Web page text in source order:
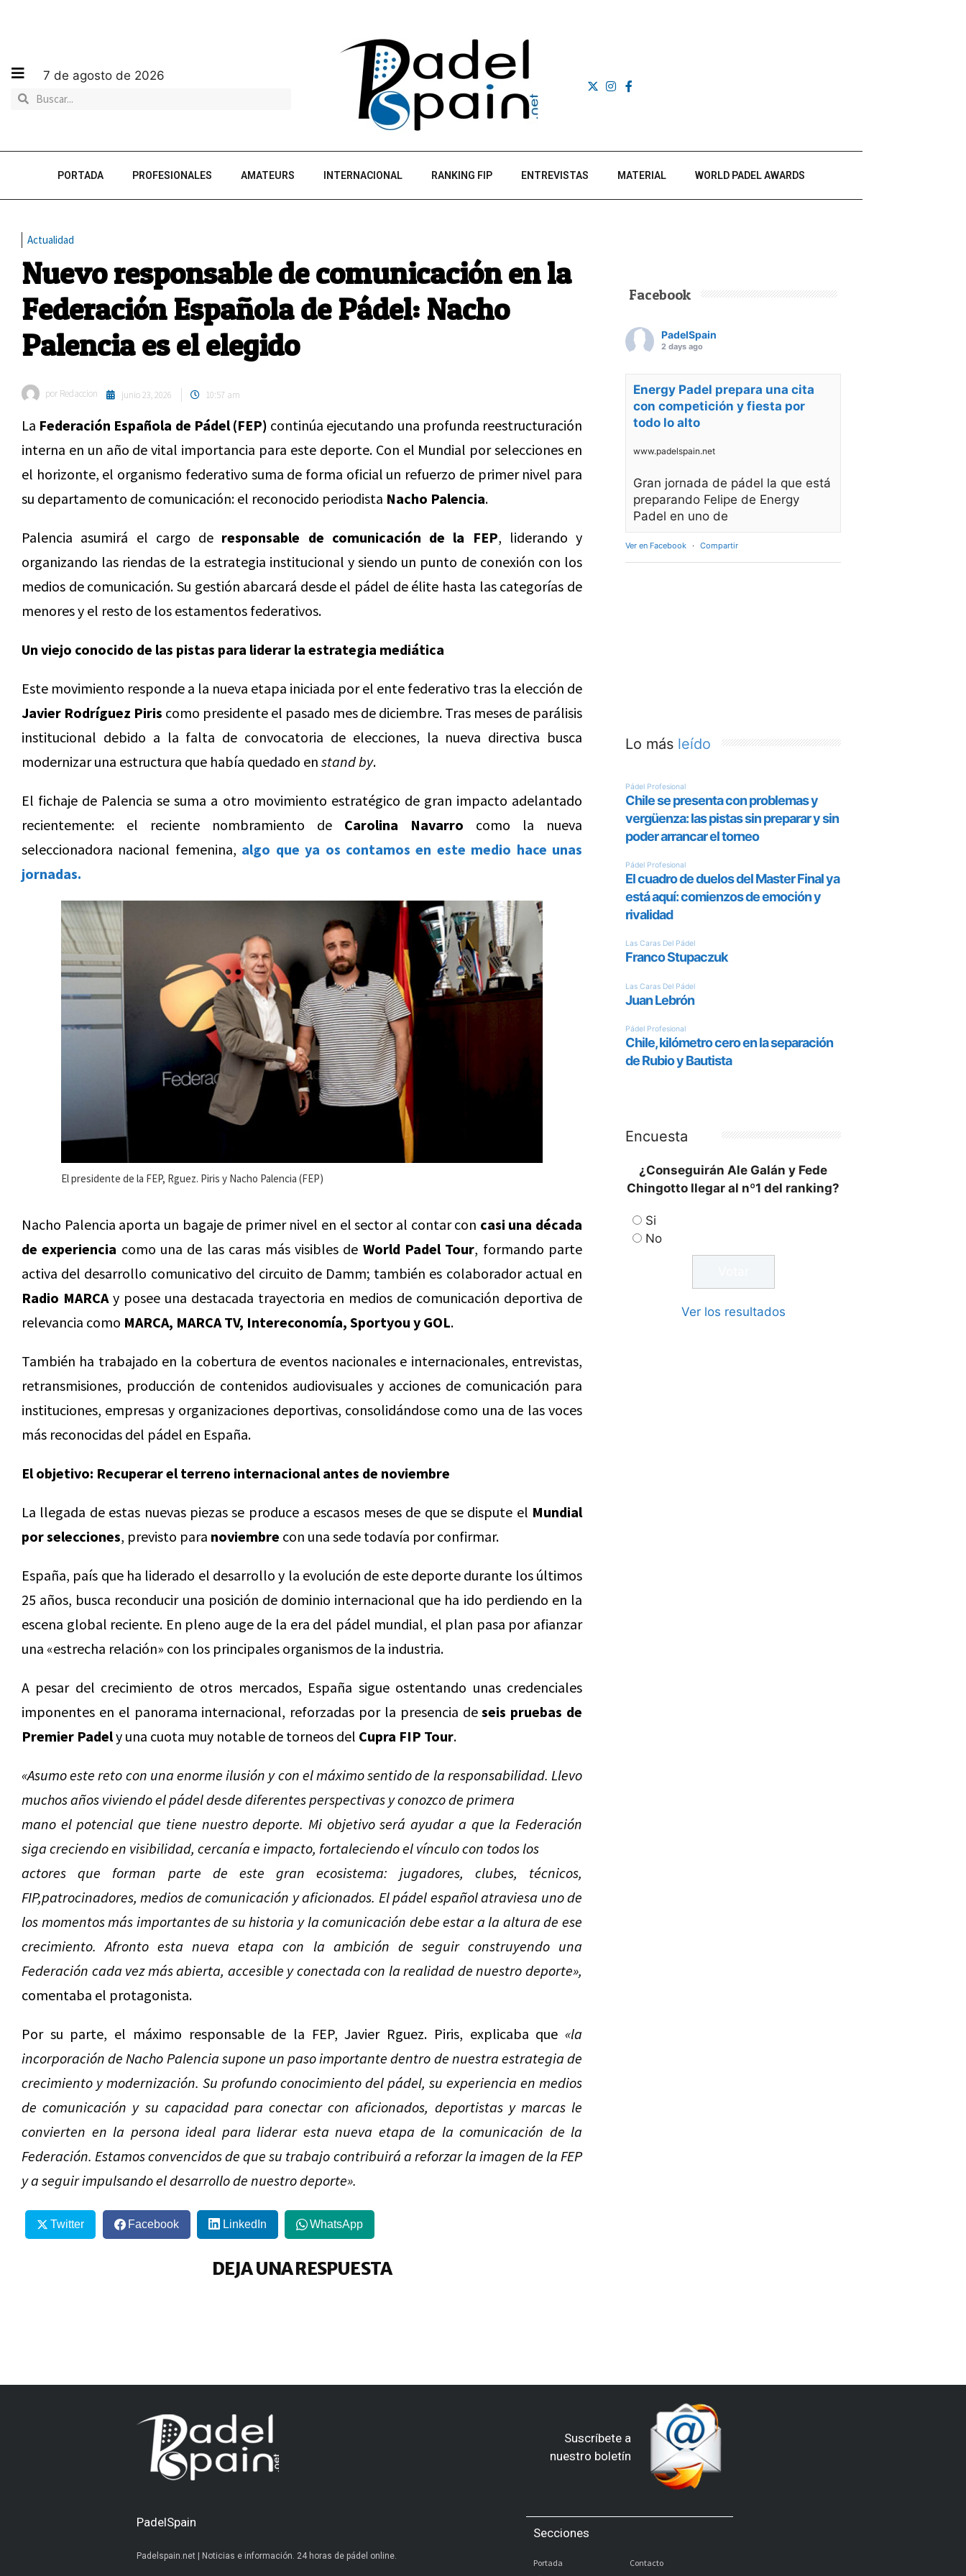
7 de agosto de 2026
PORTADA PROFESIONALES AMATEURS INTERNACIONAL RANKING FIP ENTREVISTAS MATERIAL WORLD PADEL AWARDS
Actualidad
Nuevo responsable de comunicación en la
Federación Española de Pádel: Nacho
Palencia es el elegido
por Redaccion junio 23, 2026 10:57 am
La Federación Española de Pádel (FEP) continúa ejecutando una profunda reestructuración
interna en un año de vital importancia para este deporte. Con el Mundial por selecciones en
el horizonte, el organismo federativo suma de forma oficial un refuerzo de primer nivel para
su departamento de comunicación: el reconocido periodista Nacho Palencia.
Palencia asumirá el cargo de responsable de comunicación de la FEP, liderando y
organizando las riendas de la estrategia institucional y siendo un punto de conexión con los
medios de comunicación. Su gestión abarcará desde el pádel de élite hasta las categorías de
menores y el resto de los estamentos federativos.
Un viejo conocido de las pistas para liderar la estrategia mediática
Este movimiento responde a la nueva etapa iniciada por el ente federativo tras la elección de
Javier Rodríguez Piris como presidente el pasado mes de diciembre. Tras meses de parálisis
institucional debido a la falta de convocatoria de elecciones, la nueva directiva busca
modernizar una estructura que había quedado en stand by.
El fichaje de Palencia se suma a otro movimiento estratégico de gran impacto adelantado
recientemente: el reciente nombramiento de Carolina Navarro como la nueva
seleccionadora nacional femenina, algo que ya os contamos en este medio hace unas
jornadas.
El presidente de la FEP, Rguez. Piris y Nacho Palencia (FEP)
Nacho Palencia aporta un bagaje de primer nivel en el sector al contar con casi una década
de experiencia como una de las caras más visibles de World Padel Tour, formando parte
activa del desarrollo comunicativo del circuito de Damm; también es colaborador actual en
Radio MARCA y posee una destacada trayectoria en medios de comunicación deportiva de
relevancia como MARCA, MARCA TV, Intereconomía, Sportyou y GOL.
También ha trabajado en la cobertura de eventos nacionales e internacionales, entrevistas,
retransmisiones, producción de contenidos audiovisuales y acciones de comunicación para
instituciones, empresas y organizaciones deportivas, consolidándose como una de las voces
más reconocidas del pádel en España.
El objetivo: Recuperar el terreno internacional antes de noviembre
La llegada de estas nuevas piezas se produce a escasos meses de que se dispute el Mundial
por selecciones, previsto para noviembre con una sede todavía por confirmar.
España, país que ha liderado el desarrollo y la evolución de este deporte durante los últimos
25 años, busca reconducir una posición de dominio internacional que ha ido perdiendo en la
escena global reciente. En pleno auge de la era del pádel mundial, el plan pasa por afianzar
una «estrecha relación» con los principales organismos de la industria.
A pesar del crecimiento de otros mercados, España sigue ostentando unas credenciales
imponentes en el panorama internacional, reforzadas por la presencia deseis pruebas de
Premier Padely una cuota muy notable de torneos del Cupra FIP Tour.
«Asumo este reto con una enorme ilusión y con el máximo sentido de la responsabilidad. Llevo
muchos años viviendo el pádel desde diferentes perspectivas y conozco de primera
mano el potencial que tiene nuestro deporte. Mi objetivo será ayudar a que la Federación
siga creciendo en visibilidad, cercanía e impacto, fortaleciendo el vínculo con todos los
actores que forman parte de este gran ecosistema: jugadores, clubes, técnicos,
FIP,patrocinadores, medios de comunicación y aficionados. El pádel español atraviesa uno de
los momentos más importantes de su historia y la comunicación debe estar a la altura de ese
crecimiento. Afronto esta nueva etapa con la ambición de seguir construyendo una
Federación cada vez más abierta, accesible y conectada con la realidad de nuestro deporte»,
comentaba el protagonista.
Por su parte, el máximo responsable de la FEP, Javier Rguez. Piris, explicaba que «la
incorporación de Nacho Palencia supone un paso importante dentro de nuestra estrategia de
crecimiento y modernización. Su profundo conocimiento del pádel, su experiencia en medios
de comunicación y su capacidad para conectar con aficionados, deportistas y marcas le
convierten en la persona ideal para liderar esta nueva etapa de la comunicación de la
Federación. Estamos convencidos de que su trabajo contribuirá a reforzar la imagen de la FEP
y a seguir impulsando el desarrollo de nuestro deporte».
Twitter Facebook LinkedIn WhatsApp
DEJA UNA RESPUESTA
Facebook
PadelSpain
2 days ago
Energy Padel prepara una cita
con competición y fiesta por
todo lo alto
www.padelspain.net
Gran jornada de pádel la que está
preparando Felipe de Energy
Padel en uno de
Ver en Facebook · Compartir
Lo más leído
Encuesta
¿Conseguirán Ale Galán y Fede
Chingotto llegar al nº1 del ranking?
Si
No
Ver los resultados
Suscríbete a
nuestro boletín
PadelSpain
Padelspain.net | Noticias e información. 24 horas de pádel online.
Secciones
Portada
Contacto